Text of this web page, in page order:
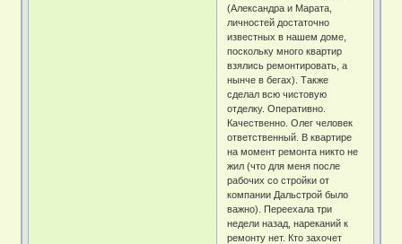
(Александра и Марата,
личностей достаточно
известных в нашем доме,
поскольку много квартир
взялись ремонтировать, а
нынче в бегах). Также
сделал всю чистовую
отделку. Оперативно.
Качественно. Олег человек
ответственный. В квартире
на момент ремонта никто не
жил (что для меня после
рабочих со стройки от
компании Дальстрой было
важно). Переехала три
недели назад, нареканий к
ремонту нет. Кто захочет